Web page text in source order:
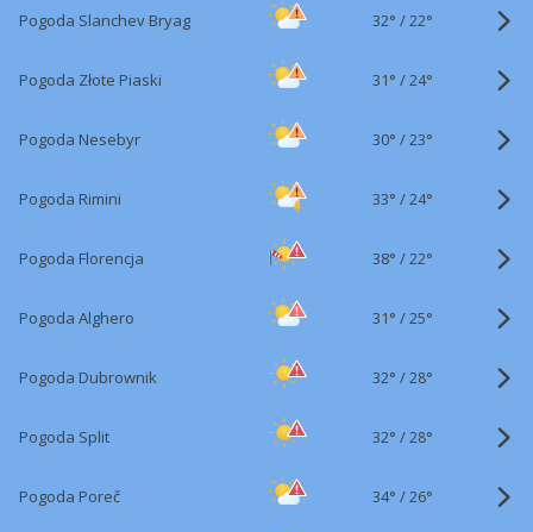
Pogoda Slanchev Bryag 32° /22°
Pogoda Złote Piaski 31° /24°
Pogoda Nesebyr 30° /23°
Pogoda Rimini 33° /24°
Pogoda Florencja 38° /22°
Pogoda Alghero 31° /25°
Pogoda Dubrownik 32° /28°
Pogoda Split 32° /28°
Pogoda Poreč 34° /26°